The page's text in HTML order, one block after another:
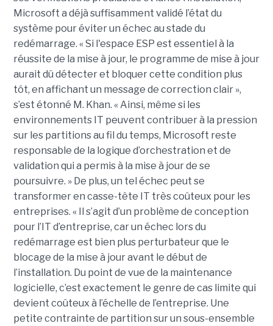
Microsoft a déjà suffisamment validé l’état du
système pour éviter un échec au stade du
redémarrage. « Si l'espace ESP est essentiel à la
réussite de la mise à jour, le programme de mise à jour
aurait dû détecter et bloquer cette condition plus
tôt, en affichant un message de correction clair »,
s’est étonné M. Khan. « Ainsi, même si les
environnements IT peuvent contribuer à la pression
sur les partitions au fil du temps, Microsoft reste
responsable de la logique d’orchestration et de
validation qui a permis à la mise à jour de se
poursuivre. » De plus, un tel échec peut se
transformer en casse-tête IT très coûteux pour les
entreprises. « Il s’agit d’un problème de conception
pour l’IT d’entreprise, car un échec lors du
redémarrage est bien plus perturbateur que le
blocage de la mise à jour avant le début de
l’installation. Du point de vue de la maintenance
logicielle, c’est exactement le genre de cas limite qui
devient coûteux à l’échelle de l’entreprise. Une
petite contrainte de partition sur un sous-ensemble